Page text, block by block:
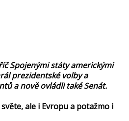
Spojenými státy americkými
prezidentské volby a
a nově ovládli také Senát.
ale i Evropu a potažmo i